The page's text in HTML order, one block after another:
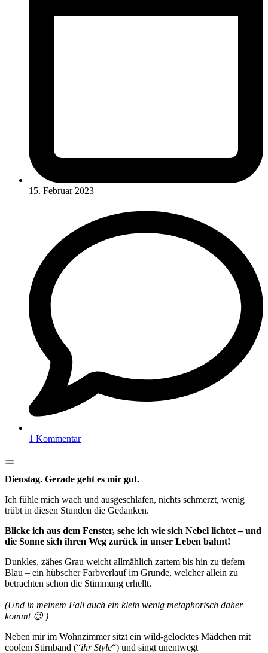
15. Februar 2023
1 Kommentar
Dienstag. Gerade geht es mir gut.
Ich fühle mich wach und ausgeschlafen, nichts schmerzt, wenig
trübt in diesen Stunden die Gedanken.
Blicke ich aus dem Fenster, sehe ich wie sich Nebel lichtet – und
die Sonne sich ihren Weg zurück in unser Leben bahnt!
Dunkles, zähes Grau weicht allmählich zartem bis hin zu tiefem
Blau – ein hübscher Farbverlauf im Grunde, welcher allein zu
betrachten schon die Stimmung erhellt.
(Und in meinem Fall auch ein klein wenig metaphorisch daher
kommt 😉 )
Neben mir im Wohnzimmer sitzt ein wild-gelocktes Mädchen mit
coolem Stirnband (“ihr Style“) und singt unentwegt